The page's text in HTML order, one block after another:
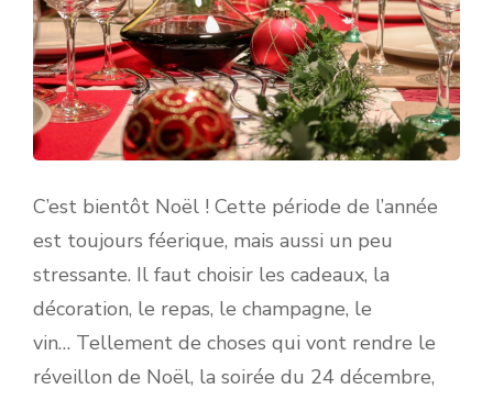
C’est bientôt Noël ! Cette période de l’année
est toujours féerique, mais aussi un peu
stressante. Il faut choisir les cadeaux, la
décoration, le repas, le champagne, le
vin… Tellement de choses qui vont rendre le
réveillon de Noël, la soirée du 24 décembre,